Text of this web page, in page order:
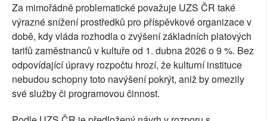
Za mimořádně problematické považuje UZS ČR také
výrazné snížení prostředků pro příspěvkové organizace v
době, kdy vláda rozhodla o zvýšení základních platových
tarifů zaměstnanců v kultuře od 1. dubna 2026 o 9 %. Bez
odpovídající úpravy rozpočtu hrozí, že kulturní instituce
nebudou schopny toto navýšení pokrýt, aniž by omezily
své služby či programovou činnost.